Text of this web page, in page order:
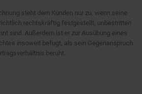
steht dem Kunden nur zu, wenn seine
rechtskräftig festgestellt, unbestritten
sind. Außerdem ist er zur Ausübung eines
insoweit befugt, als sein Gegenanspruch
beruht.